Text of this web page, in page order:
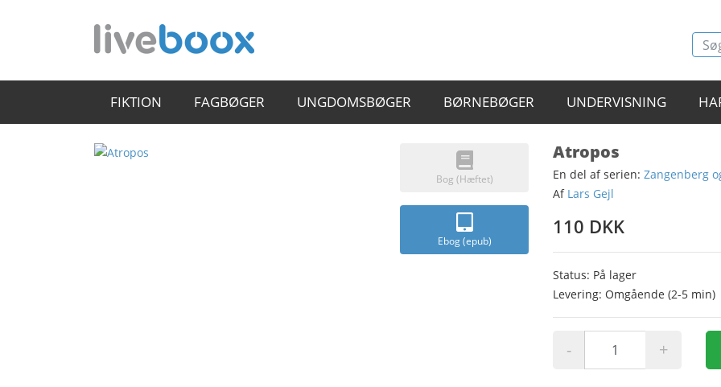
FIKTION FAGBØGER UNGDOMSBØGER BØRNEBØGER UNDERVISNING
Bog (Hæftet)
Ebog (epub)
Atropos
En del af serien: Zangenberg
Af Lars Gejl
110 DKK
Status: På lager
Levering: Omgående (2-5 min)
- +